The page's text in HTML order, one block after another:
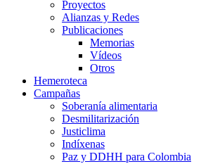
Proyectos
Alianzas y Redes
Publicaciones
Memorias
Vídeos
Otros
Hemeroteca
Campañas
Soberanía alimentaria
Desmilitarización
Justiclima
Indíxenas
Paz y DDHH para Colombia